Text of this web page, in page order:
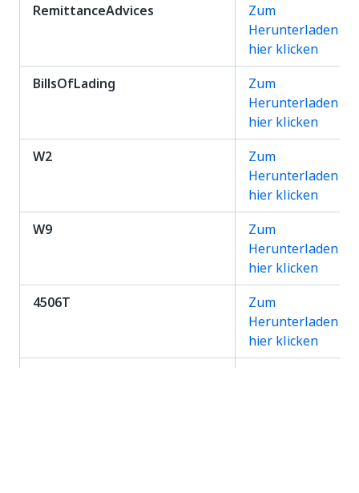
RemittanceAdvices
Zum
Herunterladen
hier klicken
BillsOfLading
Zum
Herunterladen
hier klicken
W2
Zum
Herunterladen
hier klicken
W9
Zum
Herunterladen
hier klicken
4506T
Zum
Herunterladen
hier klicken